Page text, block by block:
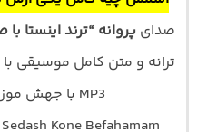
صدایپروانه “ترند اینستا
MP3 با جهش موزیک ❤️ همراه باشید
Kone Befahamam